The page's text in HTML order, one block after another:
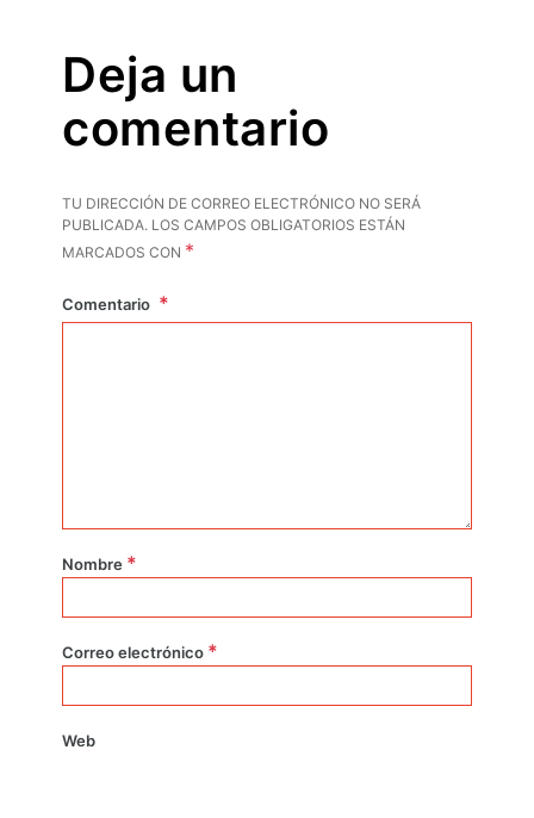
Deja un
comentario
TU DIRECCIÓN DE CORREO ELECTRÓNICO NO SERÁ
PUBLICADA. LOS CAMPOS OBLIGATORIOS ESTÁN
MARCADOS CON *
Comentario
Nombre *
Correo electrónico *
Web